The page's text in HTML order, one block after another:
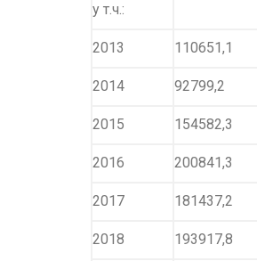
у т.ч.:
2013 110651,1
2014 92799,2
2015 154582,3
2016 200841,3
2017 181437,2
2018 193917,8